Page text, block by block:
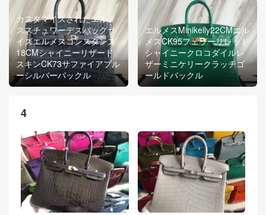
カスタマイズされたエルメ
ススチュワーデスバッグサ
イズエルメスコンスタンス
18CMシャイニーリザード
スキンCK73サファイアブル
ーシルバーバックル
エルメスMinikelly22CMエル
メスCK95フェラーリレッド
シャイニークロコダイルレ
ザーミニケリークラッチゴ
ールドバックル
4